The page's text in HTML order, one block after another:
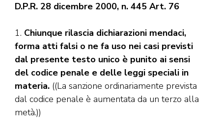
D.P.R. 28 dicembre 2000, n. 445 Art. 76
1. Chiunque rilascia dichiarazioni mendaci,
forma atti falsi o ne fa uso nei casi previsti
dal presente testo unico è punito ai sensi
del codice penale e delle leggi speciali in
materia. ((La sanzione ordinariamente prevista
dal codice penale è aumentata da un terzo alla
metà.))